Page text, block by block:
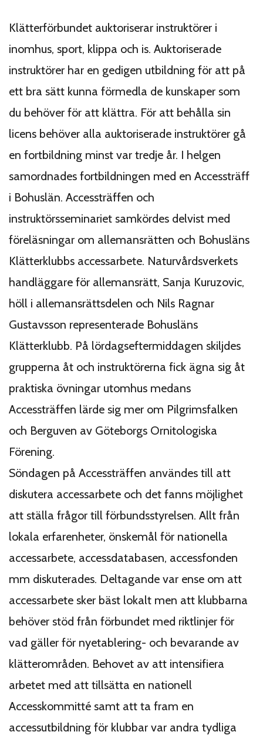
Klätterförbundet auktoriserar instruktörer i
inomhus, sport, klippa och is. Auktoriserade
instruktörer har en gedigen utbildning för att på
ett bra sätt kunna förmedla de kunskaper som
du behöver för att klättra. För att behålla sin
licens behöver alla auktoriserade instruktörer gå
en fortbildning minst var tredje år. I helgen
samordnades fortbildningen med en Accessträff
i Bohuslän. Accessträffen och
instruktörsseminariet samkördes delvist med
föreläsningar om allemansrätten och Bohusläns
Klätterklubbs accessarbete. Naturvårdsverkets
handläggare för allemansrätt, Sanja Kuruzovic,
höll i allemansrättsdelen och Nils Ragnar
Gustavsson representerade Bohusläns
Klätterklubb. På lördagseftermiddagen skiljdes
grupperna åt och instruktörerna fick ägna sig åt
praktiska övningar utomhus medans
Accessträffen lärde sig mer om Pilgrimsfalken
och Berguven av Göteborgs Ornitologiska
Förening.
Söndagen på Accessträffen användes till att
diskutera accessarbete och det fanns möjlighet
att ställa frågor till förbundsstyrelsen. Allt från
lokala erfarenheter, önskemål för nationella
accessarbete, accessdatabasen, accessfonden
mm diskuterades. Deltagande var ense om att
accessarbete sker bäst lokalt men att klubbarna
behöver stöd från förbundet med riktlinjer för
vad gäller för nyetablering- och bevarande av
klätterområden. Behovet av att intensifiera
arbetet med att tillsätta en nationell
Accesskommitté samt att ta fram en
accessutbildning för klubbar var andra tydliga